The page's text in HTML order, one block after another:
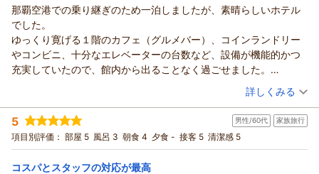
無しで案の定翌朝フロントにお願いするはめに。タオルセットも
人数セットされてなくすぐに廊下に出てスタッフに声かけ。前回
連泊した時にはとても丁寧に清掃されていて(もちろんベッドメイ
キングも)とても感激したので安心していたのに、ほんとうに残念
です。しかも、清掃に入ってきたスタッフがたったの1人だったこ
たまたま部屋にいたのでよかったと正直おもいましたが、モヤモ
ヤが残りました。
なので接客サービスを1の評価にしました、清掃以外の接客サービ
スはとても良かったです。
那覇空港での乗り継ぎのため一泊しましたが、素晴らしいホテル
でした。
ゆっくり寛げる１階のカフェ（グルメバー）、コインランドリー
やコンビニ、十分なエレベーターの台数など、設備が機能的かつ
充実していたので、館内から出ることなく過ごせました。
そして、何より素晴らしいのはホスピタリティです。フロントは
もちろんカフェやコンビニに至るまで、スタッフさんたちの対応
がとても気持ち良く、連携もとれていたので快適な滞在になりま
した。
那覇空港からはタクシー移動が必要な立地ですが、那覇で宿泊す
（投稿日：2026/05/28）
宿泊時期： 2026年05月宿泊 (一人旅)
投稿者： むろみんさん
宿泊プラン： 【じゃらんスペシャルウィーク】＜早期割＞さらにポイント
10%付！30日前の予約限定！/素泊まり
ツイン 食事なし
宿泊価格帯： 13,001～14,000円(大人一人あたり/税込)
詳しくみる
5 男性/60代 家族旅行
項目別評価： 部屋 5 風呂 3 朝食 4 夕食 - 接客 5 清潔感 5
コスパとスタッフの対応が最高